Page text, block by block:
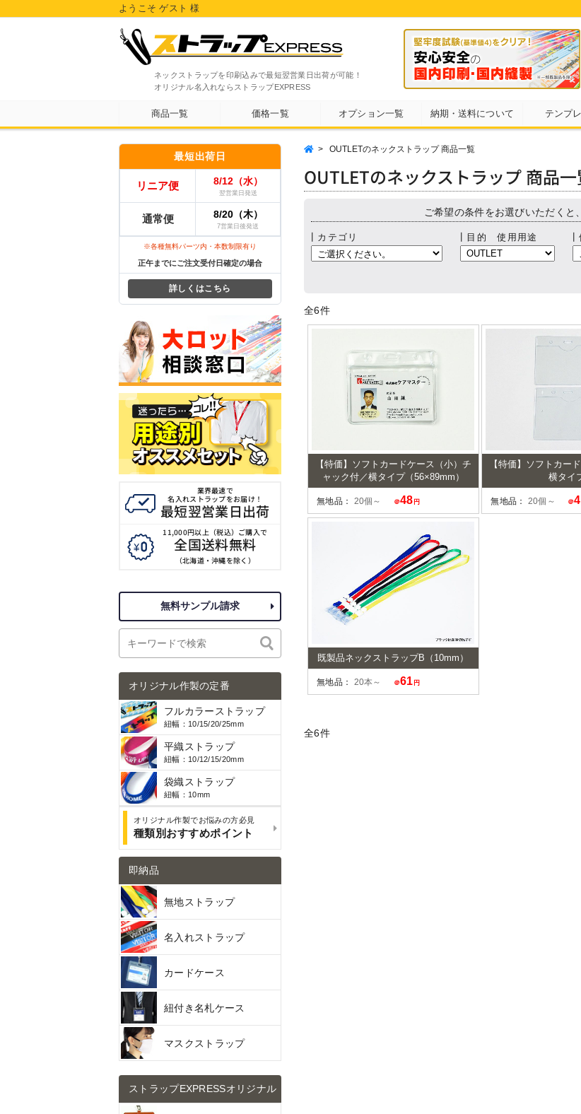
ようこそ ゲスト 様
ネックストラップを印刷込みで最短翌営業日出荷が可能！
オリジナル名入れならストラップEXPRESS
商品一覧 価格一覧 オプション一覧 納期・送料について テンプ
最短出荷日
リニア便 8/12（水）
翌営業日発送
通常便 8/20（木）
7営業日後発送
※各種無料パーツ内・本数制限有り
正午までにご注文受付日確定の場合
詳しくはこちら
業界最速で
名入れストラップをお届け！
最短翌営業日出荷
11,000円以上（税込）ご購入で
全国送料無料
（北海道・沖縄を除く）
無料サンプル請求
オリジナル作製の定番
フルカラーストラップ
紐幅：10/15/20/25mm
平織ストラップ
紐幅：10/12/15/20mm
袋織ストラップ
紐幅：10mm
オリジナル作製でお悩みの方必見
種類別おすすめポイント
即納品
無地ストラップ
名入れストラップ
カードケース
紐付き名札ケース
マスクストラップ
ストラップEXPRESSオリジナル
> OUTLETのネックストラップ 商品一覧
OUTLETのネックストラップ 商品一
ご希望の条件をお選びいただくと
┃カテゴリ ┃目的 使用用途
全6件
【特価】ソフトカードケース（小）チ
ャック付／横タイプ（56×89mm）
無地品： 20個～ ＠48 円
【特価】ソフトカー
横タイ
無地品： 20個～ ＠
既製品ネックストラップB（10mm）
無地品： 20本～ ＠61 円
全6件